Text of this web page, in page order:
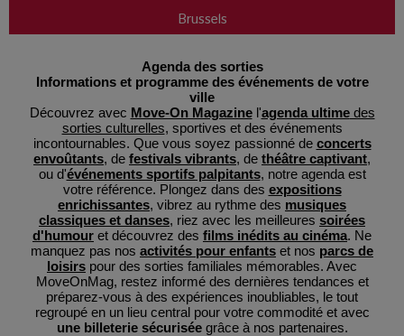
Brussels
Agenda des sorties
Informations et programme des événements de votre
ville
Découvrez avec Move-On Magazinel'agenda ultimedes
sorties culturelles, sportives et des événements
incontournables. Que vous soyez passionné de concerts
envoûtants, de festivals vibrants, de théâtre captivant,
ou d'événements sportifs palpitants, notre agenda est
votre référence. Plongez dans des expositions
enrichissantes, vibrez au rythme des musiques
classiques et danses, riez avec les meilleures soirées
d'humour et découvrez des films inédits au cinéma. Ne
manquez pas nos activités pour enfants et nos parcs de
loisirs pour des sorties familiales mémorables. Avec
MoveOnMag, restez informé des dernières tendances et
préparez-vous à des expériences inoubliables, le tout
regroupé en un lieu central pour votre commodité et avec
une billeterie sécuriséegrâce à nos partenaires.